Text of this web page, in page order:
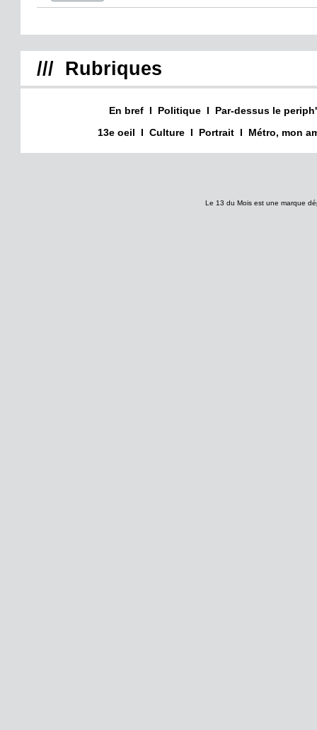
/// Rubriques
En bref I Politique I
Par-dessus le periph'
13e oeil
I Culture I Portrait I Métro, mon
Le 13 du Mois est une marque